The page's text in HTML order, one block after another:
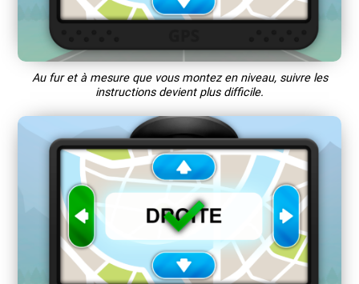
Au fur et à mesure que vous montez en niveau, suivre les
instructions devient plus difficile.